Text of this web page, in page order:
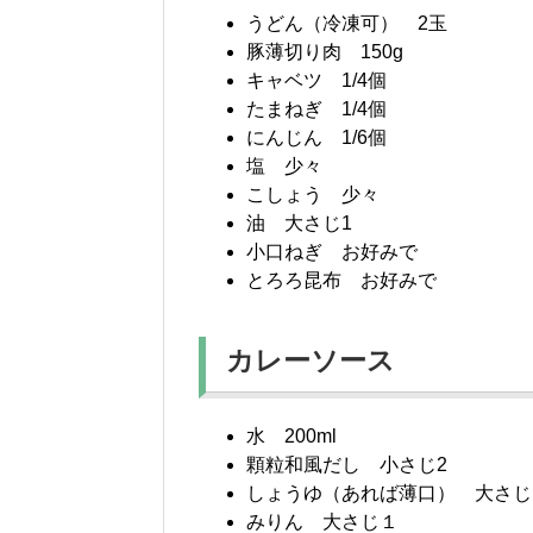
うどん（冷凍可） 2玉
豚薄切り肉 150g
キャベツ 1/4個
たまねぎ 1/4個
にんじん 1/6個
塩 少々
こしょう 少々
油 大さじ1
小口ねぎ お好みで
とろろ昆布 お好みで
カレーソース
水 200ml
顆粒和風だし 小さじ2
しょうゆ（あれば薄口） 大さ
みりん 大さじ１